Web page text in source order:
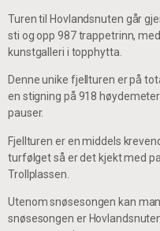
Turen til Hovlandsnuten går
sti og opp 987 trappetrinn,
kunstgalleri i topphytta.
Denne unike fjellturen er på
en stigning på 918
pauser.
Fjellturen er en middels
turfølget så er det kjekt med
Trollplassen.
Utenom snøsesongen kan
snøsesongen er